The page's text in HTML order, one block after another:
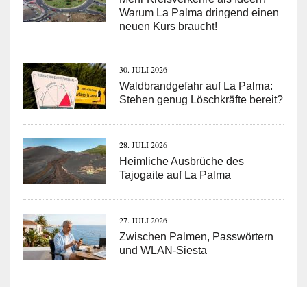
Warum La Palma dringend einen
neuen Kurs braucht!
30. JULI 2026
Waldbrandgefahr auf La Palma:
Stehen genug Löschkräfte bereit?
28. JULI 2026
Heimliche Ausbrüche des
Tajogaite auf La Palma
27. JULI 2026
Zwischen Palmen, Passwörtern
und WLAN-Siesta